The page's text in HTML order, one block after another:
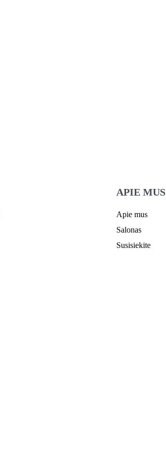
APIE MUS
Apie mus
Salonas
Susisiekite